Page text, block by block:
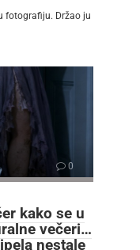
fotografiju. Držao ju
0
kako se u
večeri…
nestale